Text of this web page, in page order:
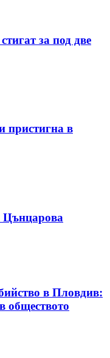
за под две
пристигна в
Цънцарова
в Пловдив:
обществото